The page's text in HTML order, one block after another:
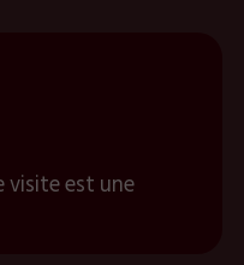
visite est une